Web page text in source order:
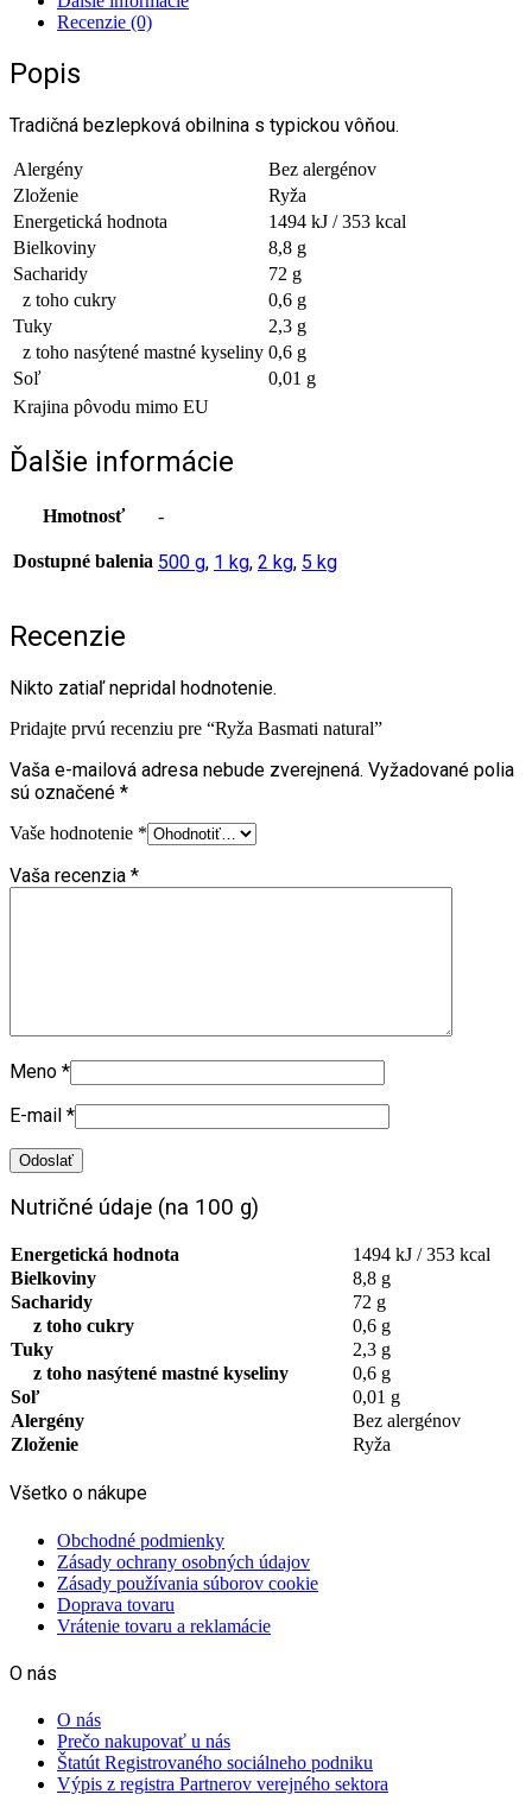
Recenzie (0)
Popis
Tradičná bezlepková obilnina s typickou vôňou.
Alergény
Bez alergénov
Zloženie
Ryža
Energetická hodnota
1494 kJ / 353 kcal
Bielkoviny
8,8 g
Sacharidy
72 g
z toho cukry
0,6 g
Tuky
2,3 g
z toho nasýtené mastné kyseliny 0,6 g
Soľ
0,01 g
Krajina pôvodu mimo EU
Ďalšie informácie
Hmotnosť -
Dostupné balenia 500 g, 1 kg, 2 kg, 5 kg
Recenzie
Nikto zatiaľ nepridal hodnotenie.
Pridajte prvú recenziu pre “Ryža Basmati natural”
Vaša e-mailová adresa nebude zverejnená. Vyžadované polia
sú označené *
Vaše hodnotenie *
Vaša recenzia *
Meno *
E-mail *
Nutričné údaje (na 100 g)
Energetická hodnota
1494 kJ / 353 kcal
Bielkoviny
8,8 g
Sacharidy
72 g
z toho cukry
0,6 g
Tuky
2,3 g
z toho nasýtené mastné kyseliny
0,6 g
Soľ
0,01 g
Alergény
Bez alergénov
Zloženie
Ryža
Všetko o nákupe
Obchodné podmienky
Zásady ochrany osobných údajov
Zásady používania súborov cookie
Doprava tovaru
Vrátenie tovaru a reklamácie
O nás
O nás
Prečo nakupovať u nás
Štatút Registrovaného sociálneho podniku
Výpis z registra Partnerov verejného sektora